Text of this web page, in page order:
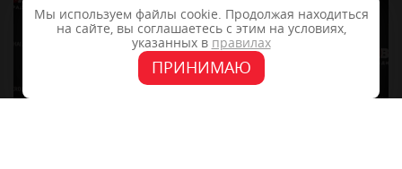
Мы используем файлы cookie. Продолжая находиться
на сайте, вы соглашаетесь с этим на условиях,
указанных в правилах
ПРИНИМАЮ